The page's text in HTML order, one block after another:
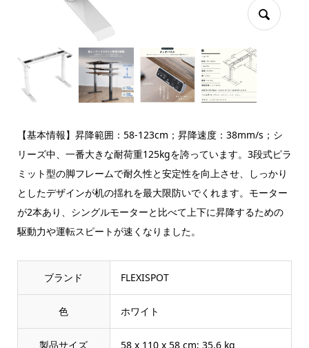
【基本情報】昇降範囲：58-123cm；昇降速度：38mm/s；シ
リーズ中、一番大きな耐荷重125kgを誇っています。3段式ピラ
ミット型の脚フレームで耐久性と安定性を向上させ、しっかり
としたデザインが机の揺れを最大限防いでくれます。モーター
が2本あり、シングルモーターと比べて上下に昇降するための
駆動力や運転スピートが速くなりました。
ブランド ‎FLEXISPOT
色 ‎ホワイト
製品サイズ ‎58 x 110 x 58 cm; 35.6 kg